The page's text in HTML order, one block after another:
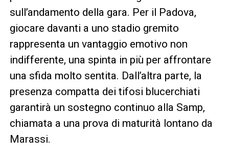
sull’andamento della gara. Per il Padova,
giocare davanti a uno stadio gremito
rappresenta un vantaggio emotivo non
indifferente, una spinta in più per affrontare
una sfida molto sentita. Dall’altra parte, la
presenza compatta dei tifosi blucerchiati
garantirà un sostegno continuo alla Samp,
chiamata a una prova di maturità lontano da
Marassi.